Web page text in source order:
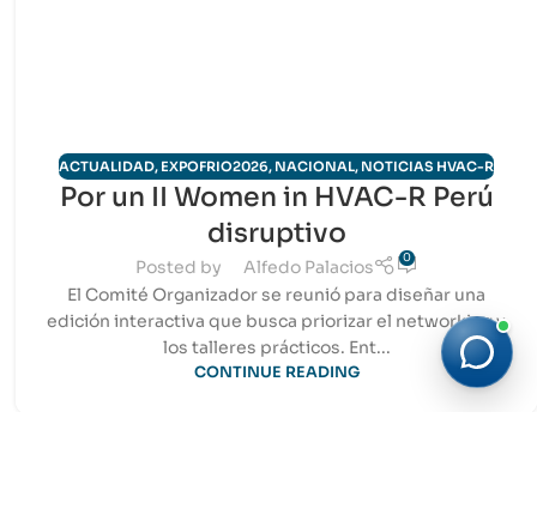
ACTUALIDAD, EXPOFRIO2026, NACIONAL, NOTICIAS HVAC-R
Por un II Women in HVAC-R Perú
disruptivo
Posted by Alfedo Palacios 0
El Comité Organizador se reunió para diseñar una
edición interactiva que busca priorizar el networking y
los talleres prácticos. Ent...
CONTINUE READING